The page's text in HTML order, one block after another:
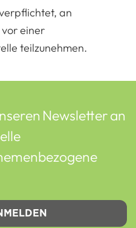
an
einer
teilzunehmen.
Newsletter an